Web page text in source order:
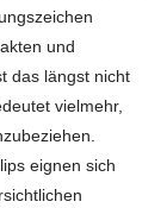
und
das längst nicht
vielmehr,
eignen sich